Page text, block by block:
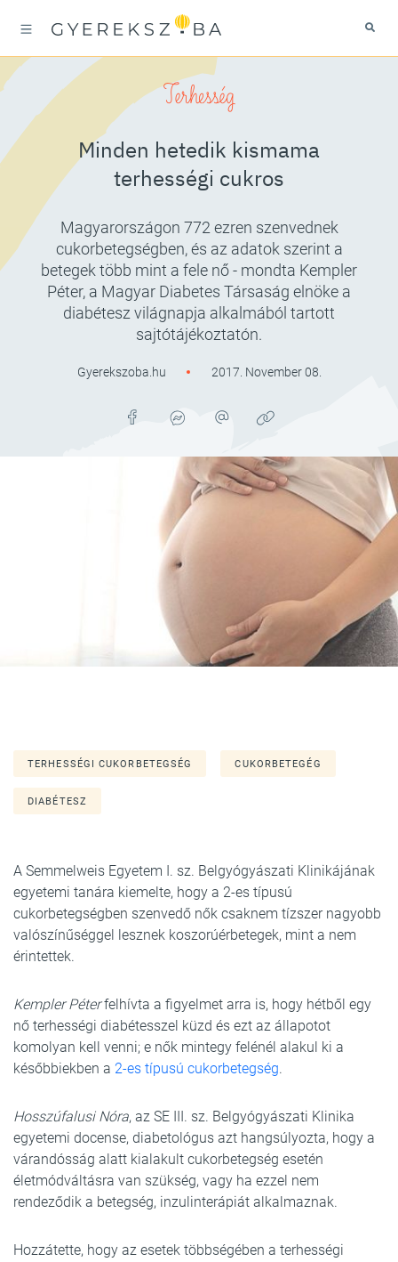
Terhesség
Minden hetedik kismama
terhességi cukros
Magyarországon 772 ezren szenvednek
cukorbetegségben, és az adatok szerint a
betegek több mint a fele nő - mondta Kempler
Péter, a Magyar Diabetes Társaság elnöke a
diabétesz világnapja alkalmából tartott
sajtótájékoztatón.
Gyerekszoba.hu 2017. November 08.
TERHESSÉGI CUKORBETEGSÉG CUKORBETEGÉG
DIABÉTESZ
A Semmelweis Egyetem I. sz. Belgyógyászati Klinikájának
egyetemi tanára kiemelte, hogy a 2-es típusú
cukorbetegségben szenvedő nők csaknem tízszer nagyobb
valószínűséggel lesznek koszorúérbetegek, mint a nem
érintettek.
Kempler Péterfelhívta a figyelmet arra is, hogy hétből egy
nő terhességi diabétesszel küzd és ezt az állapotot
komolyan kell venni; e nők mintegy felénél alakul ki a
későbbiekben a 2-es típusú cukorbetegség.
Hosszúfalusi Nóra, az SE III. sz. Belgyógyászati Klinika
egyetemi docense, diabetológus azt hangsúlyozta, hogy a
várandósság alatt kialakult cukorbetegség esetén
életmódváltásra van szükség, vagy ha ezzel nem
rendeződik a betegség, inzulinterápiát alkalmaznak.
Hozzátette, hogy az esetek többségében a terhességi